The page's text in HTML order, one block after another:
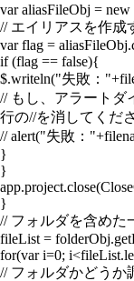
var aliasFileObj =
// エイリアスを作成
var flag =
if (flag == false){
$.writeln("失敗：
// もし、アラートダ
行の//を消してくだ
// alert("失敗：
}
}
}
// フォルダを含めた
fileList =
for(var i=0;
// フォルダかどうか